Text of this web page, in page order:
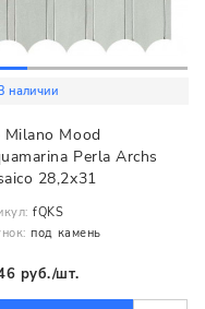
наличии
Milano Mood
Perla Archs
28,2x31
fQKS
под камень
руб./шт.